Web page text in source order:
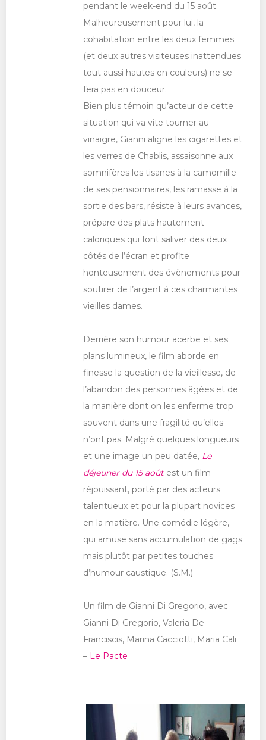
pendant le week-end du 15 août.
Malheureusement pour lui, la
cohabitation entre les deux femmes
(et deux autres visiteuses inattendues
tout aussi hautes en couleurs) ne se
fera pas en douceur.
Bien plus témoin qu’acteur de cette
situation qui va vite tourner au
vinaigre, Gianni aligne les cigarettes et
les verres de Chablis, assaisonne aux
somnifères les tisanes à la camomille
de ses pensionnaires, les ramasse à la
sortie des bars, résiste à leurs avances,
prépare des plats hautement
caloriques qui font saliver des deux
côtés de l’écran et profite
honteusement des évènements pour
soutirer de l’argent à ces charmantes
vieilles dames.
Derrière son humour acerbe et ses
plans lumineux, le film aborde en
finesse la question de la vieillesse, de
l’abandon des personnes âgées et de
la manière dont on les enferme trop
souvent dans une fragilité qu’elles
n’ont pas. Malgré quelques longueurs
et une image un peu datée, Le
déjeuner du 15 aoûtest un film
réjouissant, porté par des acteurs
talentueux et pour la plupart novices
en la matière. Une comédie légère,
qui amuse sans accumulation de gags
mais plutôt par petites touches
d’humour caustique. (S.M.)
Un film de Gianni Di Gregorio, avec
Gianni Di Gregorio, Valeria De
Franciscis, Marina Cacciotti, Maria Cali
– Le Pacte